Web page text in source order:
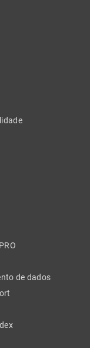
de dados